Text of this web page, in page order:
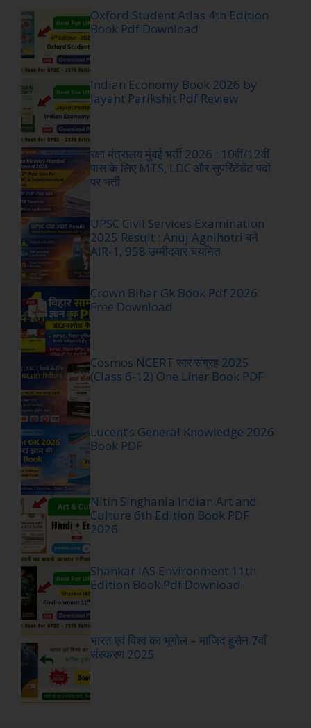
Oxford Student Atlas 4th Edition
Book Pdf Download
Indian Economy Book 2026 by
Jayant Parikshit Pdf Review
रक्षा मंत्रालय मुंबई भर्ती 2026 : 10वीं/12वीं
पास के लिए MTS, LDC और सुपरिंटेंडेंट पदों
पर भर्ती
UPSC Civil Services Examination
2025 Result : Anuj Agnihotri बने
AIR-1, 958 उम्मीदवार चयनित
Crown Bihar Gk Book Pdf 2026
Free Download
Cosmos NCERT सार संग्रह 2025
(Class 6-12) One Liner Book PDF
Lucent’s General Knowledge 2026
Book PDF
Nitin Singhania Indian Art and
Culture 6th Edition Book PDF
2026
Shankar IAS Environment 11th
Edition Book Pdf Download
भारत एवं विश्व का भूगोल – माजिद हुसैन 7वाँ
संस्करण 2025